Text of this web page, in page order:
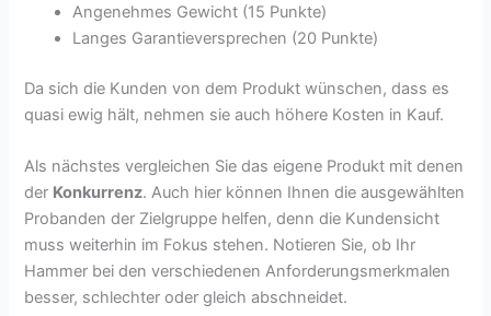
Angenehmes Gewicht (15 Punkte)
Langes Garantieversprechen (20 Punkte)
Da sich die Kunden von dem Produkt wünschen, dass es
quasi ewig hält, nehmen sie auch höhere Kosten in Kauf.
Als nächstes vergleichen Sie das eigene Produkt mit denen
der Konkurrenz. Auch hier können Ihnen die ausgewählten
Probanden der Zielgruppe helfen, denn die Kundensicht
muss weiterhin im Fokus stehen. Notieren Sie, ob Ihr
Hammer bei den verschiedenen Anforderungsmerkmalen
besser, schlechter oder gleich abschneidet.